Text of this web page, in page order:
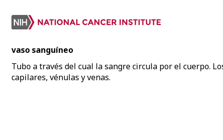
vaso sanguíneo
Tubo a través del cual la sangre circula por el cuerpo.
capilares, vénulas y venas.